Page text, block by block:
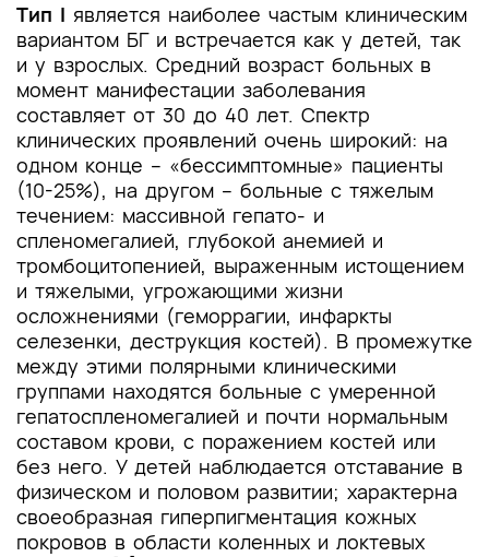
Тип I является наиболее частым клиническим
вариантом БГ и встречается как у детей, так
и у взрослых. Средний возраст больных в
момент манифестации заболевания
составляет от 30 до 40 лет. Спектр
клинических проявлений очень широкий: на
одном конце – «бессимптомные» пациенты
(10-25%), на другом – больные с тяжелым
течением: массивной гепато- и
спленомегалией, глубокой анемией и
тромбоцитопенией, выраженным истощением
и тяжелыми, угрожающими жизни
осложнениями (геморрагии, инфаркты
селезенки, деструкция костей). В промежутке
между этими полярными клиническими
группами находятся больные с умеренной
гепатоспленомегалией и почти нормальным
составом крови, с поражением костей или
без него. У детей наблюдается отставание в
физическом и половом развитии; характерна
своеобразная гиперпигментация кожных
покровов в области коленных и локтевых